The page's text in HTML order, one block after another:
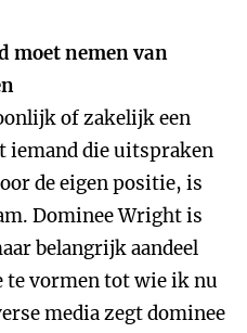
moet nemen van
of zakelijk een
iemand die uitspraken
de eigen positie, is
Dominee Wright is
belangrijk aandeel
te vormen tot wie ik nu
media zegt dominee